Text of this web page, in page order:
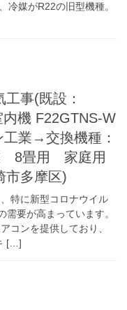
冷媒がR22の旧型機種。
事(既設：
機 F22GTNS-W
業→交換機種：
8畳用 家庭用
市多摩区)
特に新型コロナウイル
要が高まっています。
コンを提供しており、
[…]